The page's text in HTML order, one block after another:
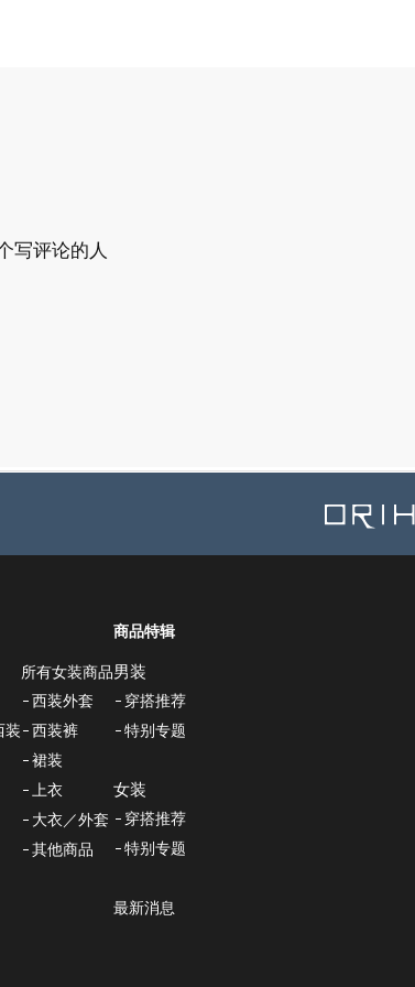
写评论的人
装
所有女装商品
西装外套
西装裤
裙装
上衣
大衣／外套
其他商品
商品特辑
男装
穿搭推荐
特别专题
女装
穿搭推荐
特别专题
最新消息